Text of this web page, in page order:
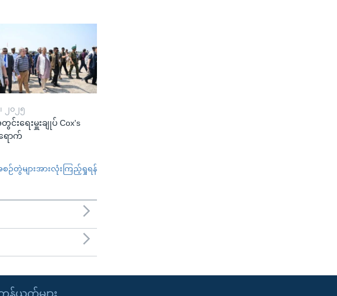
၂၀၂၅
းရေးမှူးချုပ် Cox's
ောက်
ဉ်တွဲများအားလုံးကြည့်ရှုရန်
ယက်များ